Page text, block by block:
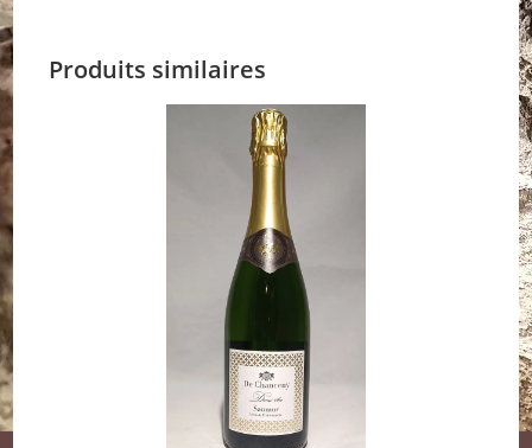
Produits similaires